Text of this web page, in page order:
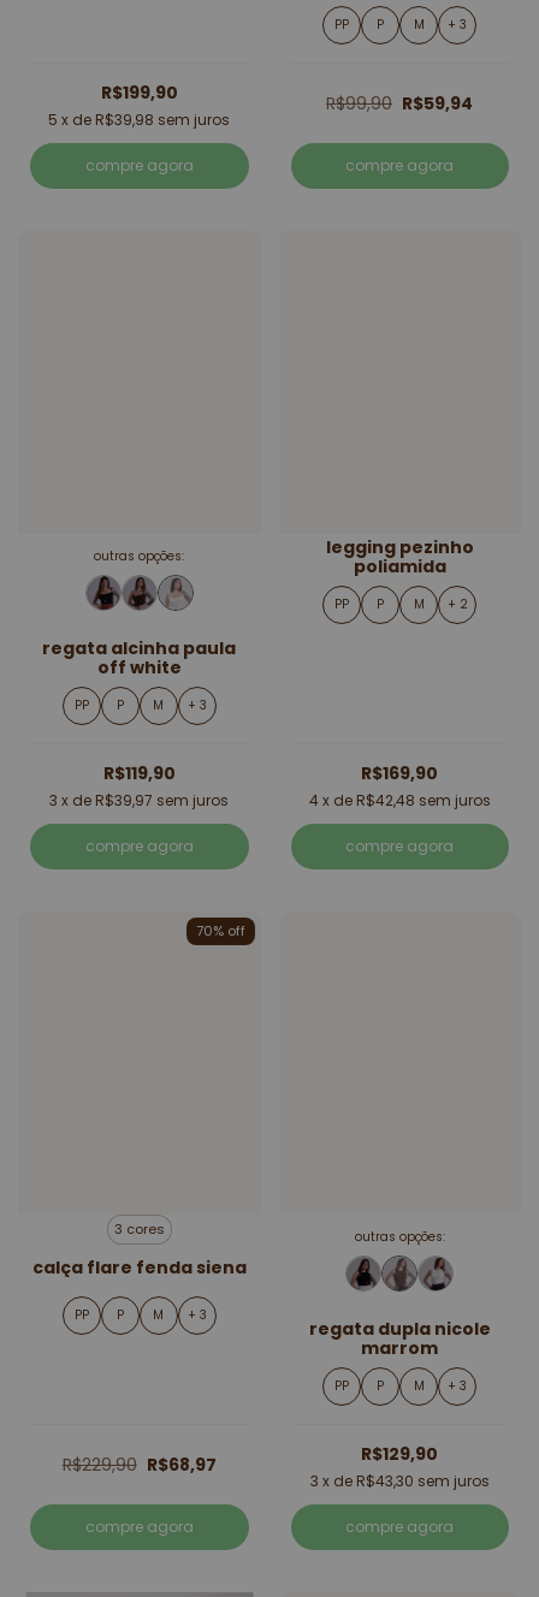
R$199,90
5 x de R$39,98 sem juros
compre agora
PP P M + 3
R$99,90 R$59,94
compre agora
outras opções:
regata alcinha paula
off white
PP P M + 3
R$119,90
3 x de R$39,97 sem juros
compre agora
legging pezinho
poliamida
PP P M + 2
R$169,90
4 x de R$42,48 sem juros
compre agora
70% off
3 cores
calça flare fenda siena
PP P M + 3
R$229,90 R$68,97
compre agora
outras opções:
regata dupla nicole
marrom
PP P M + 3
R$129,90
3 x de R$43,30 sem juros
compre agora